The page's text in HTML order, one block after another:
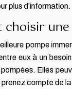
plus d’information.
pompe
eux à un
Elles
compte de